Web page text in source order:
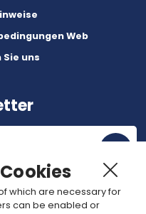
Web
uns
nouvelles et articles.
which are necessary for
can be enabled or